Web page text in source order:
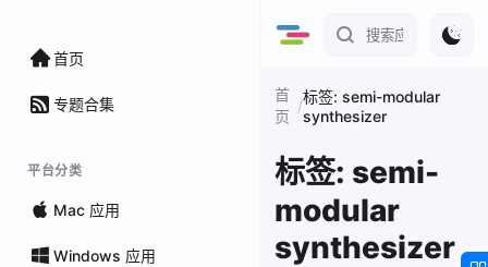
首页
专题合集
平台分类
Mac 应用
Windows 应用
首
页
/标签: semi-modular
synthesizer
标签: semi-
modular
synthesizer